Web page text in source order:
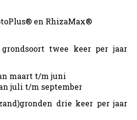
en RhizaMax®
twee keer per jaar
maart t/m juni
juli t/m september
drie keer per jaar